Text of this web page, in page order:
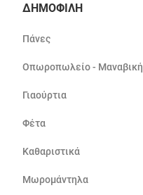
ΔΗΜΟΦΙΛΗ
Πάνες
Οπωροπωλείο - Μαναβική
Γιαούρτια
Φέτα
Καθαριστικά
Μωρομάντηλα